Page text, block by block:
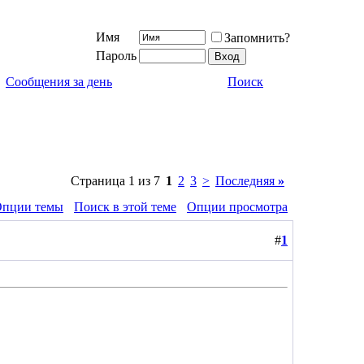
Имя
Запомнить?
Пароль
Сообщения за день
Поиск
Страница 1 из 7 1 2 3 > Последняя »
темы
Поиск в этой теме Опции просмотра
#1